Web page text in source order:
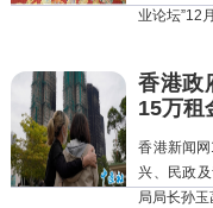
业论坛”12
香港政
15万租
香港新闻
兴、民政
局局长孙玉